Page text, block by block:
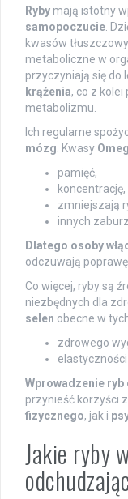
Ryby mają istotny
samopoczucie .
kwasów
metaboliczne w
przyczyniają się do
krążenia, co z
metabolizmu.
Ich regularne
mózg . Kwasy
pamięć,
koncentrację,
zmniejszają
innych
Dlatego osoby
odczuwają
Co więcej, ryby są
niezbędnych dla
selen obecne w
zdrowego
elastyczności
Wprowadzenie
przynieść korzyści
fizycznego, jak i
Jakie ryby